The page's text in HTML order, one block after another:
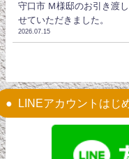
守口市 Ｍ様邸のお引き渡し
せていただきました。
2026.07.15
LINEアカウントはじ